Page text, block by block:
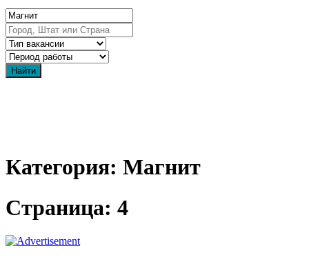
Категория: Магнит
Страница: 4